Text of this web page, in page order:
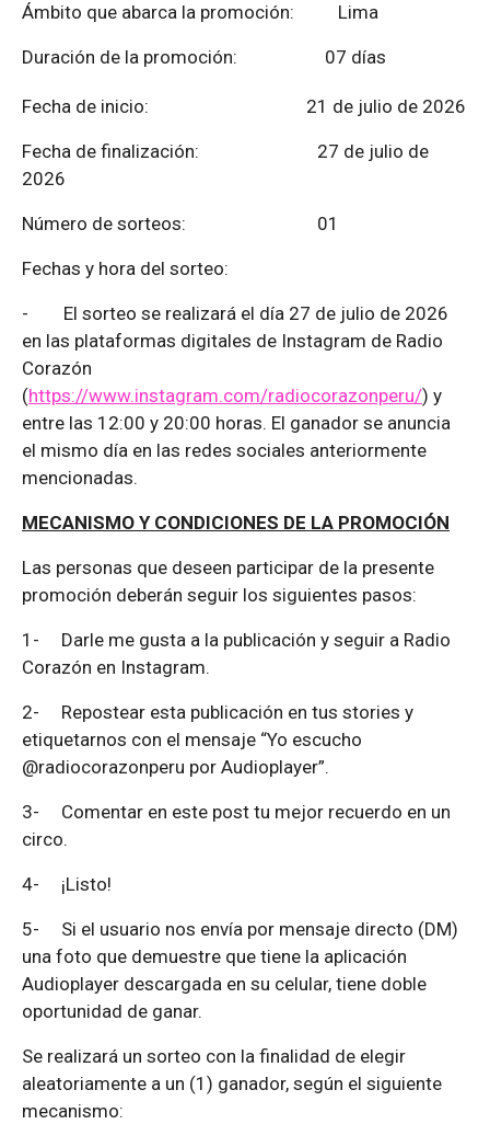
Ámbito que abarca la promoción: Lima
Duración de la promoción: 07 días
Fecha de inicio: 21 de julio de 2026
Fecha de finalización:
27 de julio de
2026
Número de sorteos: 01
Fechas y hora del sorteo:
- El sorteo se realizará el día 27 de julio de 2026
en las plataformas digitales de Instagram de Radio
Corazón
(https://www.instagram.com/radiocorazonperu/) y
entre las 12:00 y 20:00 horas. El ganador se anuncia
el mismo día en las redes sociales anteriormente
mencionadas.
MECANISMO Y CONDICIONES DE LA PROMOCIÓN
Las personas que deseen participar de la presente
promoción deberán seguir los siguientes pasos:
1- Darle me gusta a la publicación y seguir a Radio
Corazón en Instagram.
2- Repostear esta publicación en tus stories y
etiquetarnos con el mensaje “Yo escucho
@radiocorazonperu por Audioplayer”.
3- Comentar en este post tu mejor recuerdo en un
circo.
4- ¡Listo!
5- Si el usuario nos envía por mensaje directo (DM)
una foto que demuestre que tiene la aplicación
Audioplayer descargada en su celular, tiene doble
oportunidad de ganar.
Se realizará un sorteo con la finalidad de elegir
aleatoriamente a un (1) ganador, según el siguiente
mecanismo: